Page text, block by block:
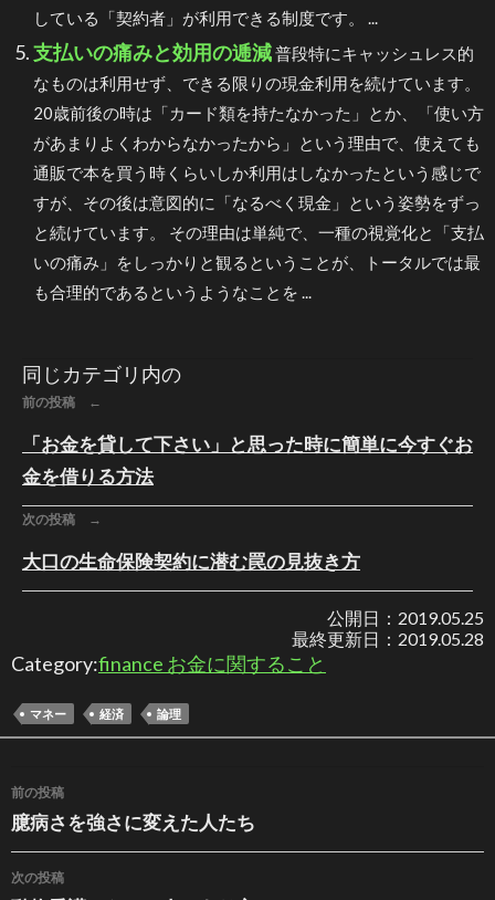
している「契約者」が利用できる制度です。 ...
支払いの痛みと効用の逓減普段特にキャッシュレス的
なものは利用せず、できる限りの現金利用を続けています。
20歳前後の時は「カード類を持たなかった」とか、「使い方
があまりよくわからなかったから」という理由で、使えても
通販で本を買う時くらいしか利用はしなかったという感じで
すが、その後は意図的に「なるべく現金」という姿勢をずっ
と続けています。 その理由は単純で、一種の視覚化と「支払
いの痛み」をしっかりと観るということが、トータルでは最
も合理的であるというようなことを ...
同じカテゴリ内の
前の投稿 ←
「お金を貸して下さい」と思った時に簡単に今すぐお
金を借りる方法
次の投稿 →
大口の生命保険契約に潜む罠の見抜き方
公開日： 2019.05.25
最終更新日： 2019.05.28
Category:finance お金に関すること
マネー 経済 論理
投稿ナビゲーション
前の投稿
臆病さを強さに変えた人たち
次の投稿